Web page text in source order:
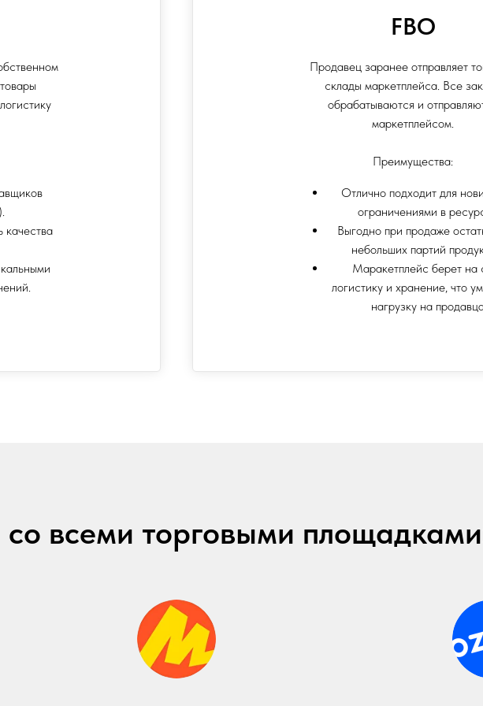
качества
FBO
Продавец заранее отправляет
склады маркетплейса. Все
обрабатываются и
маркетплейсом.
Преимущества:
Отлично подходит для
ограничениями в
Выгодно при продаже
небольших партий
Маракетплейс берет на
логистику и хранение, что
нагрузку на
всеми торговыми